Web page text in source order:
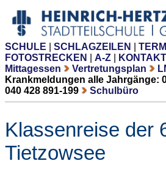
SCHULE SCHLAGZEILEN
FOTOSTRECKEN
A-Z KONTAKT
Mittagessen
Vertretungsplan
Krankmeldungen alle Jahrgänge:
040 428 891-199
Schulbüro
Klassenreise der
Tietzowsee